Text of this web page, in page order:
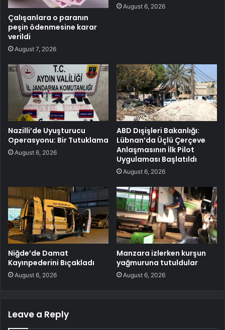
Çalışanlara o paranın
peşin ödenmesine karar
verildi
August 7, 2026
August 6, 2026
Nazilli’de Uyuşturucu
Operasyonu: Bir Tutuklama
August 6, 2026
ABD Dışişleri Bakanlığı:
Lübnan’da Üçlü Çerçeve
Anlaşmasının İlk Pilot
Uygulaması Başlatıldı
August 6, 2026
Niğde’de Damat
Kayınpederini Bıçakladı
August 6, 2026
Manzara izlerken kurşun
yağmuruna tutuldular
August 6, 2026
Leave a Reply